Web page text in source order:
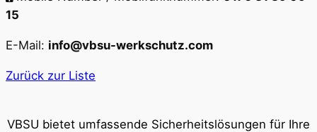
15
E-Mail: info@vbsu-werkschutz.com
Zurück zur Liste
VBSU bietet umfassende Sicherheitslösungen für Ihre